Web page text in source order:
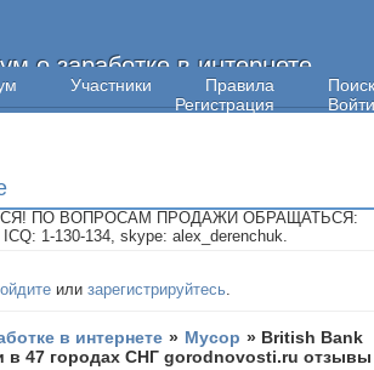
о заработке в интернете
Участники Правила
Поиск
Регистрация
Войти
ПО ВОПРОСАМ ПРОДАЖИ ОБРАЩАТЬСЯ:
1-130-134, skype: alex_derenchuk.
илизарегистрируйтесь
в интернете » Мусор » British Bank
в 47 городах СНГ gorodnovosti.ru отзывы